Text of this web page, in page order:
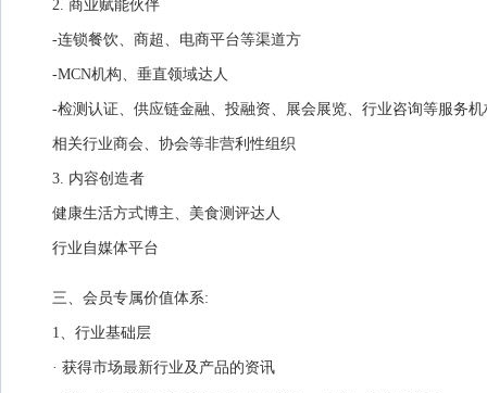
2. 商业赋能伙伴
-连锁餐饮、商超、电商平台等渠道方
-MCN机构、垂直领域达人
-检测认证、供应链金融、投融资、展会展览、行业咨询等服务机
相关行业商会、协会等非营利性组织
3. 内容创造者
健康生活方式博主、美食测评达人
行业自媒体平台
三、会员专属价值体系:
1、行业基础层
· 获得市场最新行业及产品的资讯